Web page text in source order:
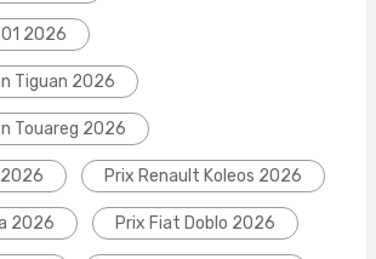
2026
Tiguan 2026
Touareg 2026
2026 Prix Renault Koleos 2026
2026 Prix Fiat Doblo 2026